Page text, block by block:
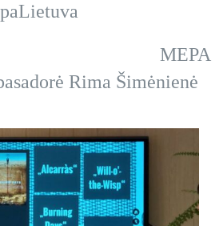
Rima Šimėnienė